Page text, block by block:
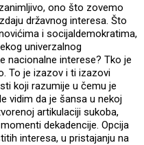
ono što zovemo
državnog interesa. Što
i socijaldemokratima,
univerzalnog
nacionalne interese? Tko je
To je izazov i ti izazovi
koji razumije u čemu je
vidim da je šansa u nekoj
artikulaciji sukoba,
dekadencije. Opcija
interesa, u pristajanju na